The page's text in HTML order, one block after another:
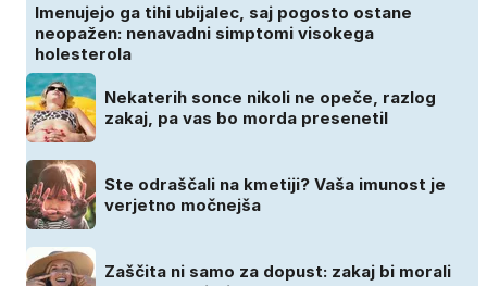
Imenujejo ga tihi ubijalec, saj pogosto ostane
neopažen: nenavadni simptomi visokega
holesterola
Nekaterih sonce nikoli ne opeče, razlog
zakaj, pa vas bo morda presenetil
Ste odraščali na kmetiji? Vaša imunost je
verjetno močnejša
Zaščita ni samo za dopust: zakaj bi morali